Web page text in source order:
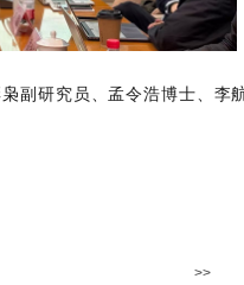
副研究员、孟令浩博士、李
>>